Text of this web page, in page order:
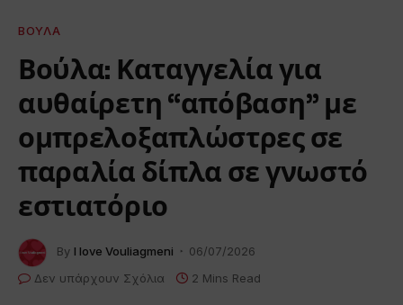
ΒΟΥΛΑ
Βούλα: Καταγγελία για
αυθαίρετη “απόβαση” με
ομπρελοξαπλώστρες σε
παραλία δίπλα σε γνωστό
εστιατόριο
By I love Vouliagmeni
06/07/2026
Δεν υπάρχουν Σχόλια
2 Mins Read